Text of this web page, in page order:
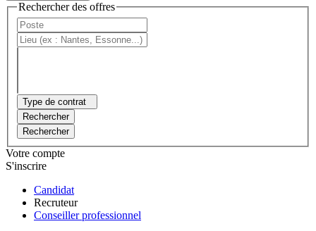
Rechercher des offres
Type de contrat
Rechercher
Rechercher
Votre compte
S'inscrire
Candidat
Recruteur
Conseiller professionnel